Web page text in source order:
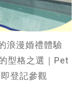
浪漫婚禮體驗
型格之選｜Pet
登記參觀